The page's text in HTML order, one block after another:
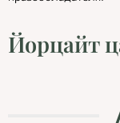
Йорцайт